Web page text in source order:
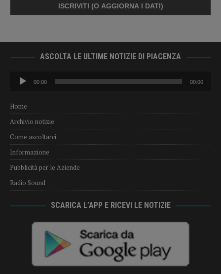
ASCOLTA LE ULTIME NOTIZIE DI PIACENZA
Audio
Player
00:00 00:00
Home
Archivio notizie
Come ascoltarci
Informazione
Pubblicità per le Aziende
Radio Sound
SCARICA L’APP E RICEVI LE NOTIZIE